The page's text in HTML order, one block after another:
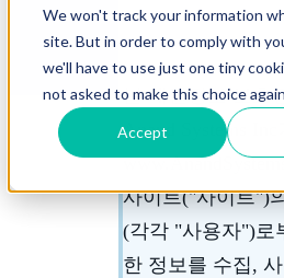
We won't track your information
site. But in order to comply with
we'll have to use just one tiny
not asked to make this choice
Accept
면책
본 개인정보 보호
Anand Systems Inc
사이트("사이트")
(각각 "사용자")로
한 정보를 수집, 사